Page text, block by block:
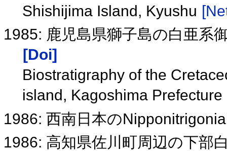
Shishijima Island, Kyushu
1985: 鹿児島県獅子島の白亜系
[Doi]
Biostratigraphy of the
island, Kagoshima Prefecture
1986: 西南日本の
1986: 高知県佐川町周辺の下部